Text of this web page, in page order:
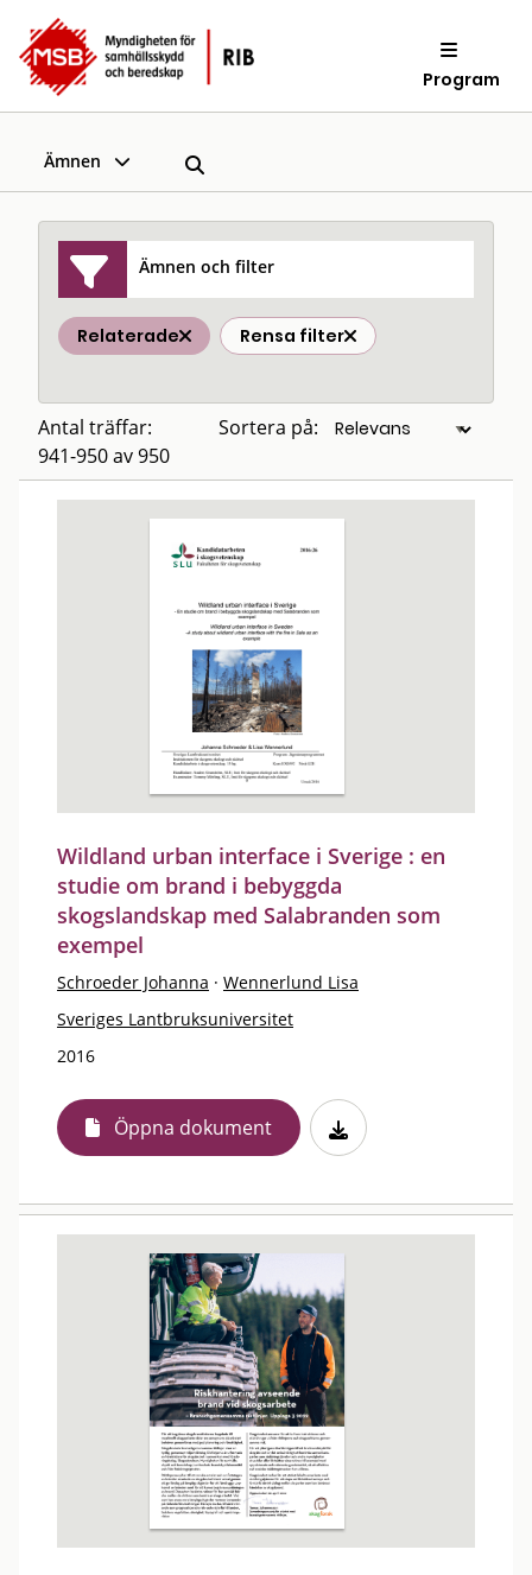
Program
Ämnen
Ämnen och filter
Relaterade Rensa filter
Antal träffar:
941-950 av 950
Sortera på:
Wildland urban interface i Sverige : en
studie om brand i bebyggda
skogslandskap med Salabranden som
exempel
Schroeder Johanna · Wennerlund Lisa
Sveriges Lantbruksuniversitet
2016
Öppna dokument